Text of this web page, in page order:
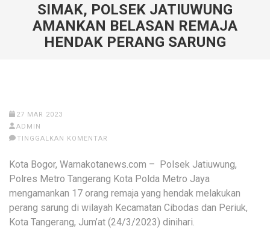
SIMAK, POLSEK JATIUWUNG
AMANKAN BELASAN REMAJA
HENDAK PERANG SARUNG
27 MAR 2023
ADMIN
TINGGALKAN KOMENTAR
Kota Bogor, Warnakotanews.com – Polsek Jatiuwung,
Polres Metro Tangerang Kota Polda Metro Jaya
mengamankan 17 orang remaja yang hendak melakukan
perang sarung di wilayah Kecamatan Cibodas dan Periuk,
Kota Tangerang, Jum’at (24/3/2023) dinihari.